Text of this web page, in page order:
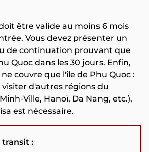
être valide au moins 6 mois
Vous devez présenter un
de continuation prouvant que
Quoc dans les 30 jours. Enfin,
couvre que l'île de Phu Quoc :
visiter d'autres régions du
Ville, Hanoï, Da Nang, etc.),
est nécessaire.
: